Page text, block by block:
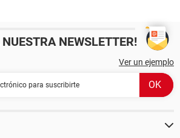
NEWSLETTER!
Ver un ejemplo